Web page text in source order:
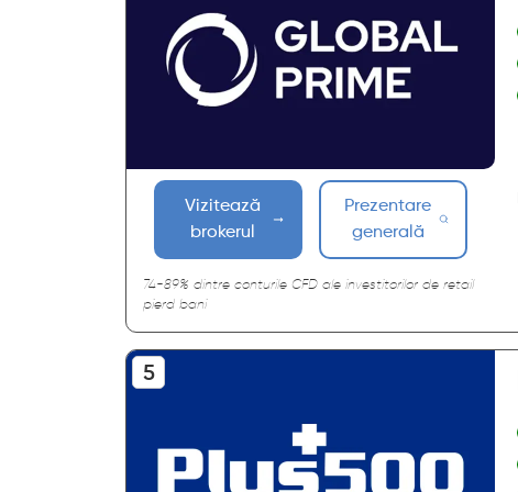
Vizitează
brokerul
Prezentare
generală
74-89% dintre conturile CFD ale investitorilor de retail
pierd bani